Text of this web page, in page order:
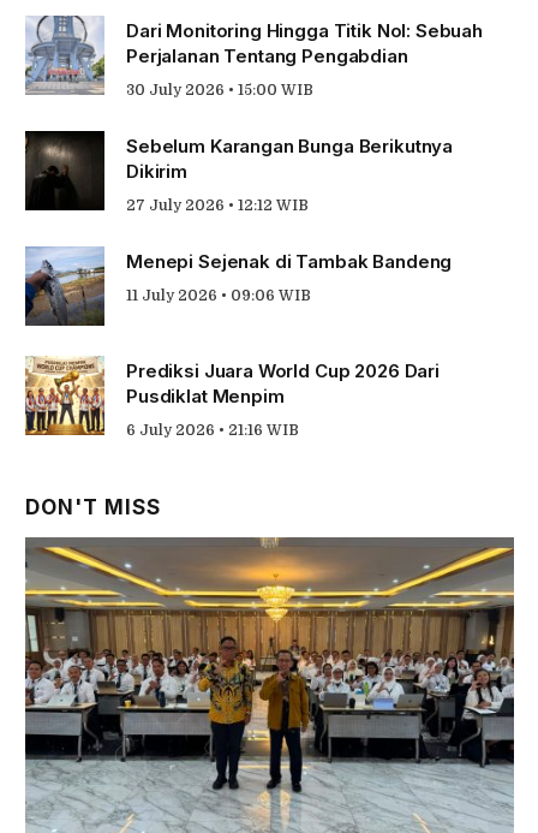
Dari Monitoring Hingga Titik Nol: Sebuah
Perjalanan Tentang Pengabdian
30 July 2026 • 15:00 WIB
Sebelum Karangan Bunga Berikutnya
Dikirim
27 July 2026 • 12:12 WIB
Menepi Sejenak di Tambak Bandeng
11 July 2026 • 09:06 WIB
Prediksi Juara World Cup 2026 Dari
Pusdiklat Menpim
6 July 2026 • 21:16 WIB
DON'T MISS